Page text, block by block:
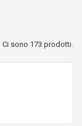
Ci sono 173 prodotti.